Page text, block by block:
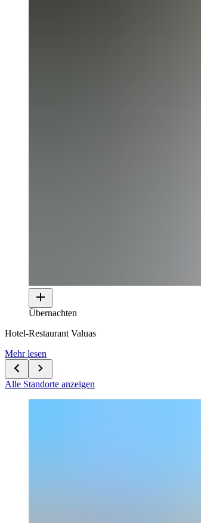
Übernachten
Hotel-Restaurant Valuas
Mehr lesen
Alle Standorte anzeigen